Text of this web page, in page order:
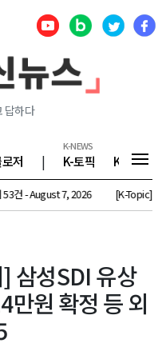
답하다
저 |
K-NEWS
K-토픽 K-기업
August 7, 2026 [K-Topic] 트럼프,
삼성SDI 유상
만원 확정 등 외